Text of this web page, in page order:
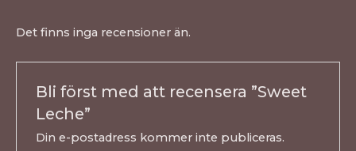
Det finns inga recensioner än.
Bli först med att recensera ”Sweet
Leche”
Din e-postadress kommer inte publiceras.